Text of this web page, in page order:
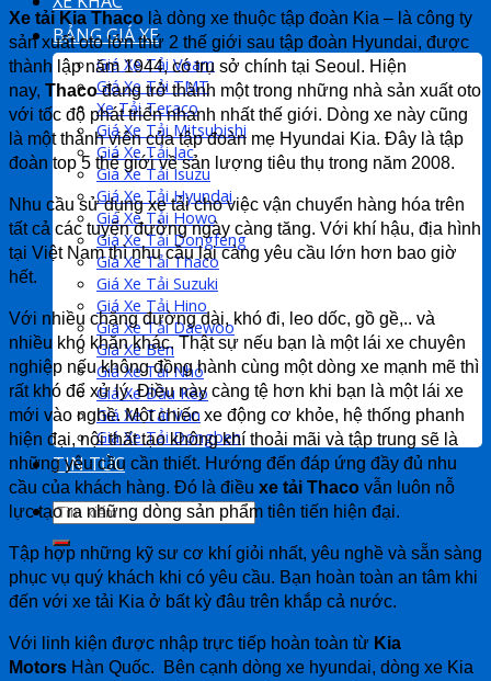
BẢNG GIÁ XE
Giá Xe Tải Veam
Giá Xe Tải TMT
Xe Tải Teraco
Giá Xe Tải Mitsubishi
Giá Xe Tải Jac
Giá Xe Tải Isuzu
Giá Xe Tải Hyundai
Giá Xe Tải Howo
Giá Xe Tải Dongfeng
Giá Xe Tải Thaco
Giá Xe Tải Suzuki
Giá Xe Tải Hino
Giá Xe Tải Daewoo
Giá Xe Ben
Giá Xe Tải Nhỏ
Giá Xe Đầu Kéo
Giá Xe Tải Van
Giá Xe Tải Dongben
TIN TỨC
Xe tải Kia Thaco là dòng xe thuộc tập đoàn Kia – là công ty
sản xuất oto lớn thứ 2 thế giới sau tập đoàn Hyundai, được
thành lập năm 1944, có trụ sở chính tại Seoul. Hiện
nay, Thacođang trở thành một trong những nhà sản xuất oto
với tốc độ phát triển nhanh nhất thế giới. Dòng xe này cũng
là một thành viên của tập đoàn mẹ Hyundai Kia. Đây là tập
đoàn top 5 thế giới về sản lượng tiêu thụ trong năm 2008.
Nhu cầu sử dụng xe tải cho việc vận chuyển hàng hóa trên
tất cả các tuyến đường ngày càng tăng. Với khí hậu, địa hình
tại Việt Nam thì nhu cầu lại càng yêu cầu lớn hơn bao giờ
hết.
Với nhiều chặng đường dài, khó đi, leo dốc, gồ gề,.. và
nhiều khó khăn khác. Thật sự nếu bạn là một lái xe chuyên
nghiệp nếu không đồng hành cùng một dòng xe mạnh mẽ thì
rất khó để xử lý. Điều này càng tệ hơn khi bạn là một lái xe
mới vào nghề. Một chiếc xe động cơ khỏe, hệ thống phanh
hiện đại, nội thất tạo không khí thoải mãi và tập trung sẽ là
những yêu cầu cần thiết. Hướng đến đáp ứng đầy đủ nhu
cầu của khách hàng. Đó là điều xe tải Thaco vẫn luôn nỗ
lực tạo ra những dòng sản phẩm tiên tiến hiện đại.
Tập hợp những kỹ sư cơ khí giỏi nhất, yêu nghề và sẵn sàng
phục vụ quý khách khi có yêu cầu. Bạn hoàn toàn an tâm khi
đến với xe tải Kia ở bất kỳ đâu trên khắp cả nước.
Với linh kiện được nhập trực tiếp hoàn toàn từ Kia
Motors Hàn Quốc. Bên cạnh dòng xe hyundai, dòng xe Kia